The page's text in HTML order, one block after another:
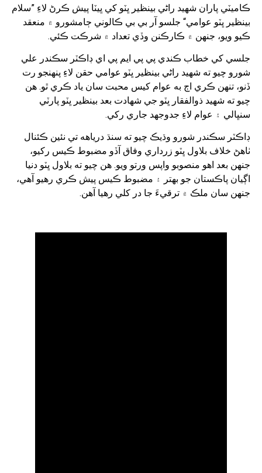
ڪاميٽي پاران شهيد راڻي بينظير ڀٽو کي ڀيٽا پيش ڪرڻ لاءِ ”سلام
بينظير ڀٽو عوامي“ جلسو آر بي بي ڪالوني ڄامشورو ۾ منعقد
ڪيو ويو، جنهن ۾ ڪارڪنن وڏي تعداد ۾ شرڪت ڪئي.
جلسي کي خطاب ڪندي پي پي ايم پي اي ڊاڪٽر سڪندر علي
شورو چيو ته شهيد راڻي بينظير ڀٽو عوامي حقن لاءِ پنهنجو رت
ڏنو، تنهن ڪري اڄ به عوام کيس محبت سان ياد ڪري ٿو. هن
چيو ته شهيد ذوالفقار ڀٽو جي شهادت بعد بينظير ڀٽو پارٽي
سنڀالي ۽ عوام لاءِ جدوجهد جاري رکي.
ڊاڪٽر سڪندر شورو وڌيڪ چيو ته سنڌ درياهه تي نئين ڪئنال
ٺاهڻ خلاف بلاول ڀٽو زرداري وفاق آڏو مضبوط ڪيس رکيو،
جنهن بعد اهو منصوبو واپس ورتو ويو. هن چيو ته بلاول ڀٽو دنيا
اڳيان پاڪستان جو بهتر ۽ مضبوط ڪيس پيش ڪري رهيو آهي،
جنهن سان ملڪ ۾ ترقيءَ جا در کلي رهيا آهن.